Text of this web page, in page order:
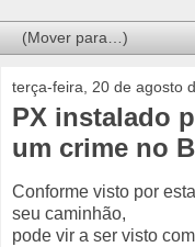
terça-feira, 20 de agosto
PX instalado
um crime no
Conforme visto por
seu caminhão,
pode vir a ser visto